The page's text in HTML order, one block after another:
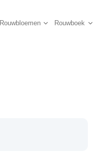
Rouwbloemen Rouwboek